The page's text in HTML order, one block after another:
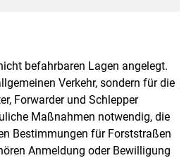
befahrbaren Lagen angelegt.
Verkehr, sondern für die
Forwarder und Schlepper
Maßnahmen notwendig, die
Bestimmungen für Forststraßen
Anmeldung oder Bewilligung